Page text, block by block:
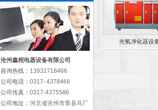
沧州鑫程电器设备有限公司
咨询热线： 13932718466
公司电话： 0317- 4378466
公司传真： 0317-4375586
公司地址： 河北省沧州市青县马厂
光氧净化器设